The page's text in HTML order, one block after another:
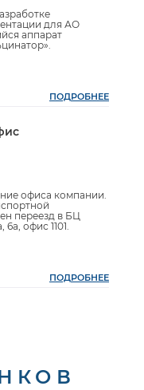
для АО
аппарат
ПОДРОБНЕЕ
офиса компании.
переезд в БЦ
офис 1101.
ПОДРОБНЕЕ